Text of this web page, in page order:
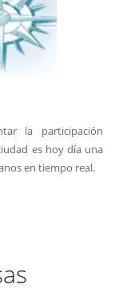
la participación
es hoy día una
en tiempo real.